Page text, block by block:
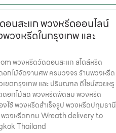
นสะแก พวงหรีดออนไลน์
วงหรีดในกรุงเทพ และ
พวงหรีดวัดดอนสะแก สไตล์หรีด
อกไม้จัดงานศพ ครบวงจร ร้านพวงหรีด
ขตกรุงเทพ และ ปริมณฑล ดีไซน์สวยหรู
ดอกไม้สด พวงหรีดพัดลม พวงหรีด
ใช้ พวงหรีดสำเร็จรูป พวงหรีดปทุมธานี
วงหรีดกทม Wreath delivery to
Thailand